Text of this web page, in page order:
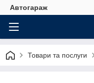
Автогараж
Товари та послуги